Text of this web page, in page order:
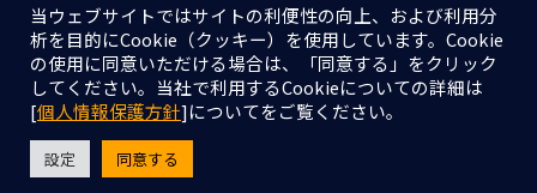
個人情報保護方針
情報セキュリティ基本方針
Copyright © LINX Corporation. All Rights Reserved.
当ウェブサイトではサイトの利便性の向上、および利用分
析を目的にCookie（クッキー）を使用しています。Cookie
の使用に同意いただける場合は、「同意する」をクリック
してください。当社で利用するCookieについての詳細は
[個人情報保護方針]についてをご覧ください。
設定 同意する